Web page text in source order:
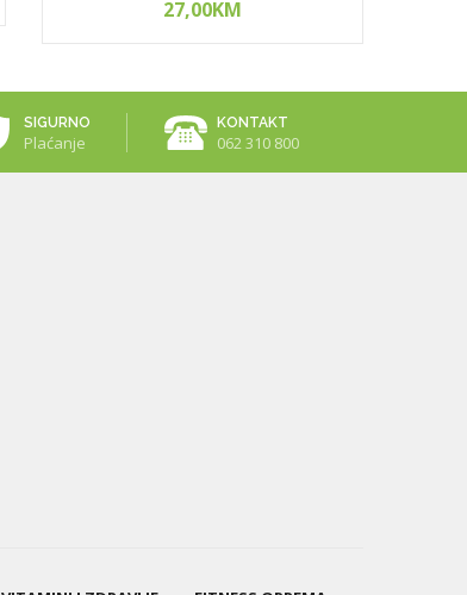
27,00KM
SIGURNO
Plaćanje
KONTAKT
062 310 800